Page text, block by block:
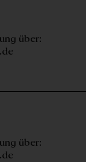
über:
über: